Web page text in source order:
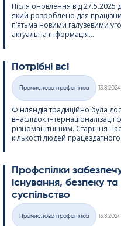
Після оновлення від
який розроблено для
п’ятьма новими галузевими
актуальна інформація...
Потрібні всі
Категорії
Промислова профспілка
13.8.2024
Фінляндія традиційно була
внаслідок
різноманітнішим. Старіння
кількості людей
Профспілки
існування, безпеку
суспільство
Категорії
Промислова профспілка
13.8.2024